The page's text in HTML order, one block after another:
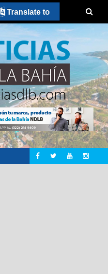
Translate to